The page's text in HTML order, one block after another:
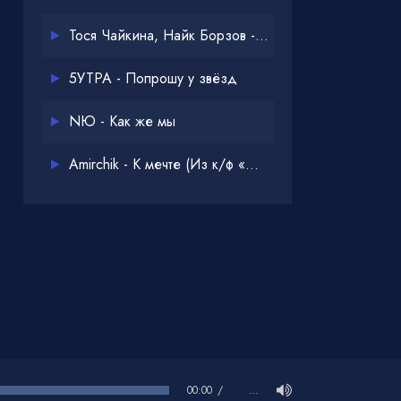
Тося Чайкина, Найк Борзов - Опять
5УТРА - Попрошу у звёзд
NЮ - Как же мы
Amirchik - К мечте (Из к/ф «Одна дома 3»)
00:00 …